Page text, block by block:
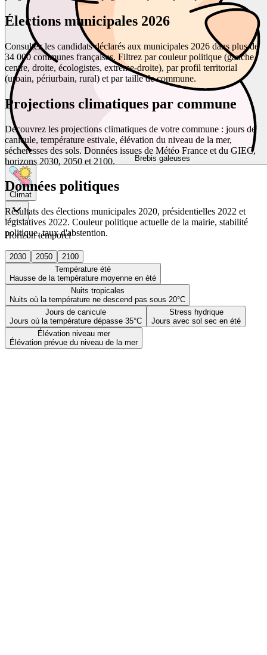
Brebis galeuses
Climat
Horizon temporel
2030 2050
2100
Température été
Hausse de la température moyenne en été
Nuits tropicales
Nuits où la température ne descend pas sous 20°C
Jours de canicule
Jours où la température dépasse 35°C
Stress hydrique
Jours avec sol sec en été
Élévation niveau mer
Élévation prévue du niveau de la mer
Élections municipales 2026
Consultez les candidats déclarés aux municipales 2026 dans plus de
34 000 communes françaises. Filtrez par couleur politique (gauche,
centre, droite, écologistes, extrême-droite), par profil territorial
(urbain, périurbain, rural) et par taille de commune.
Projections climatiques par commune
Découvrez les projections climatiques de votre commune : jours de
canicule, température estivale, élévation du niveau de la mer,
sécheresses des sols. Données issues de Météo France et du GIEC,
horizons 2030, 2050 et 2100.
Données politiques
Résultats des élections municipales 2020, présidentielles 2022 et
législatives 2022. Couleur politique actuelle de la mairie, stabilité
politique, taux d'abstention.